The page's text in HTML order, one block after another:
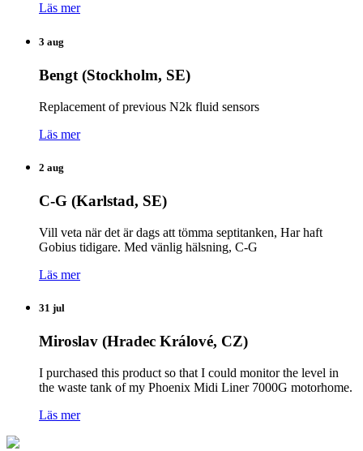
Läs mer
3 aug
Bengt (Stockholm, SE)
Replacement of previous N2k fluid sensors
Läs mer
2 aug
C-G (Karlstad, SE)
Vill veta när det är dags att tömma septitanken, Har haft
Gobius tidigare. Med vänlig hälsning, C-G
Läs mer
31 jul
Miroslav (Hradec Králové, CZ)
I purchased this product so that I could monitor the level in
the waste tank of my Phoenix Midi Liner 7000G motorhome.
Läs mer